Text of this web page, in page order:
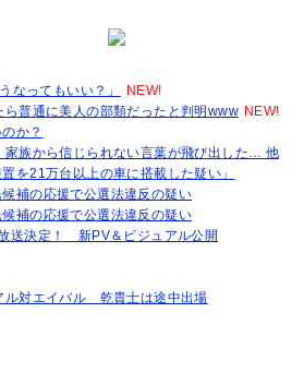
なってもいい？」
NEW!
ら普通に美人の部類だったと判明www NEW!
か？
族から信じられない言葉が飛び出した… 他
を21万台以上の車に搭載した疑い」
補の応援で公選法違反の疑い
補の応援で公選法違反の疑い
送決定！ 新PV＆ビジュアル公開
ル対エイバル 乾貴士は途中出場